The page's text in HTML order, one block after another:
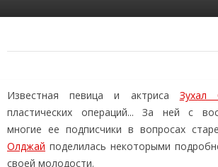
Известная певица и актриса Зухал
пластических операций... За ней с
многие ее подписчики в вопросах
Олджай поделилась некоторыми
своей молодости.